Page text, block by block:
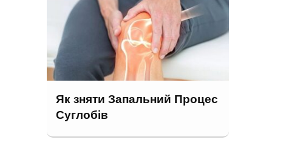
Як зняти Запальний Процес
Суглобів